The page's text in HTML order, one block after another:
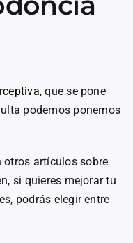
, que se pone
podemos ponernos
otros artículos sobre
si quieres mejorar tu
podrás elegir entre